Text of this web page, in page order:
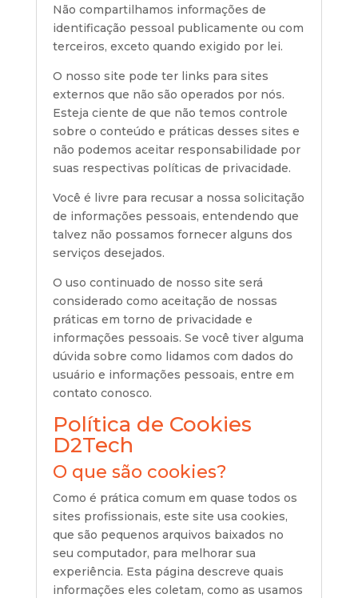
Não compartilhamos informações de
identificação pessoal publicamente ou com
terceiros, exceto quando exigido por lei.
O nosso site pode ter links para sites
externos que não são operados por nós.
Esteja ciente de que não temos controle
sobre o conteúdo e práticas desses sites e
não podemos aceitar responsabilidade por
suas respectivas políticas de privacidade.
Você é livre para recusar a nossa solicitação
de informações pessoais, entendendo que
talvez não possamos fornecer alguns dos
serviços desejados.
O uso continuado de nosso site será
considerado como aceitação de nossas
práticas em torno de privacidade e
informações pessoais. Se você tiver alguma
dúvida sobre como lidamos com dados do
usuário e informações pessoais, entre em
contato conosco.
Política de Cookies
D2Tech
O que são cookies?
Como é prática comum em quase todos os
sites profissionais, este site usa cookies,
que são pequenos arquivos baixados no
seu computador, para melhorar sua
experiência. Esta página descreve quais
informações eles coletam, como as usamos